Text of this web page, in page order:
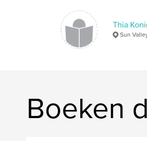
Thia
Sun
Boeken